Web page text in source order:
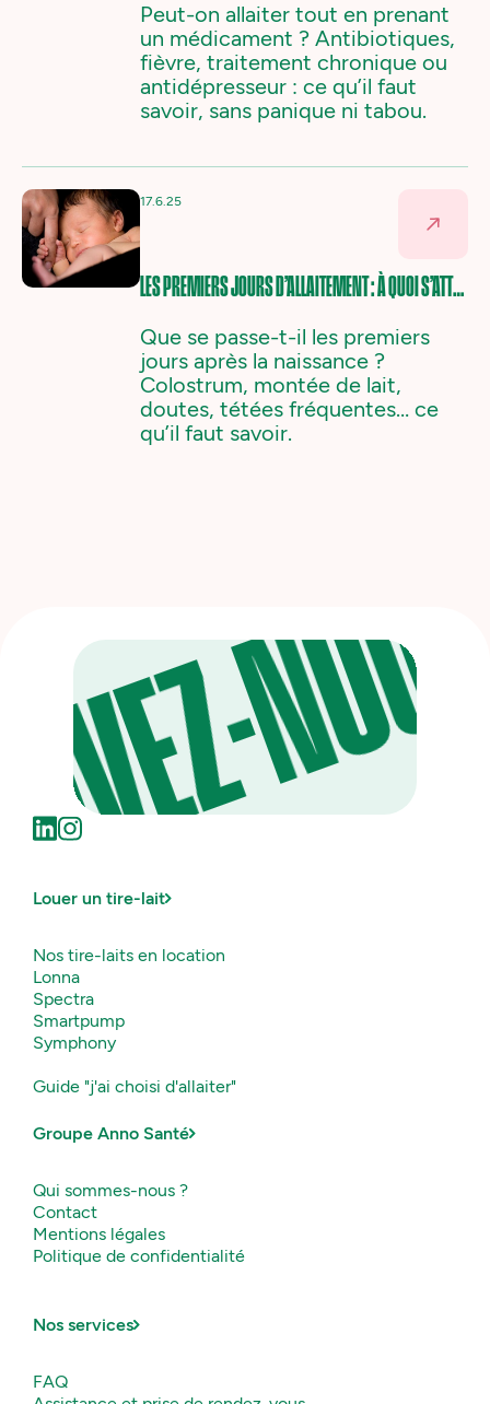
Peut-on allaiter tout en prenant
un médicament ? Antibiotiques,
fièvre, traitement chronique ou
antidépresseur : ce qu’il faut
savoir, sans panique ni tabou.‍
17.6.25
LES PREMIERS JOURS D’ALLAITEMENT : À QUOI S’ATTENDRE
Que se passe-t-il les premiers
jours après la naissance ?
Colostrum, montée de lait,
doutes, tétées fréquentes… ce
qu’il faut savoir.
Louer un tire-lait
Nos tire-laits en location
Lonna
Spectra
Smartpump
Symphony
Guide "j'ai choisi d'allaiter"
Groupe Anno Santé
Qui sommes-nous ?
Contact
Mentions légales
Politique de confidentialité
Nos services
FAQ